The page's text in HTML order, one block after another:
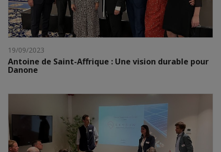
19/09/2023
Antoine de Saint-Affrique : Une vision durable pour
Danone